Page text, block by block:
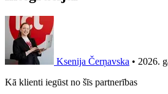
Ksenija Čerņavska • 2026.
Kā klienti iegūst no šīs partnerības